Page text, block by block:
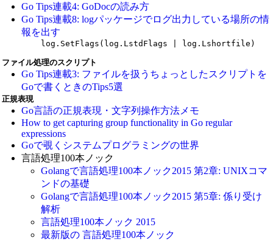
Go Tips連載4: GoDocの読み方
Go Tips連載8: logパッケージでログ出力している場所の情
報を出す
    log.SetFlags(log.LstdFlags | log.Lshortfile)
ファイル処理のスクリプト
Go Tips連載3: ファイルを扱うちょっとしたスクリプトを
Goで書くときのTips5選
正規表現
Go言語の正規表現・文字列操作方法メモ
How to get capturing group functionality in Go regular
expressions
Goで覗くシステムプログラミングの世界
言語処理100本ノック
Golangで言語処理100本ノック2015 第2章: UNIXコマ
ンドの基礎
Golangで言語処理100本ノック2015 第5章: 係り受け
解析
言語処理100本ノック 2015
最新版の 言語処理100本ノック